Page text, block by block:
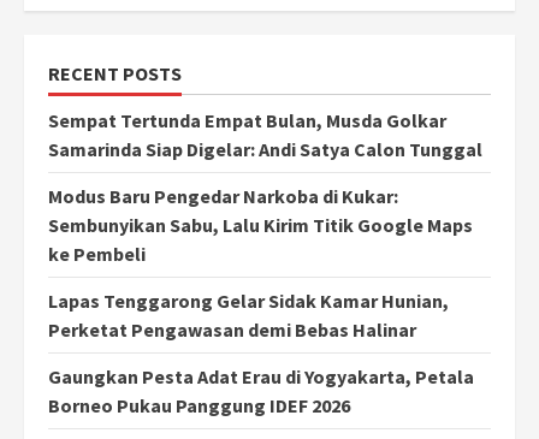
RECENT POSTS
Sempat Tertunda Empat Bulan, Musda Golkar
Samarinda Siap Digelar: Andi Satya Calon Tunggal
Modus Baru Pengedar Narkoba di Kukar:
Sembunyikan Sabu, Lalu Kirim Titik Google Maps
ke Pembeli
Lapas Tenggarong Gelar Sidak Kamar Hunian,
Perketat Pengawasan demi Bebas Halinar
Gaungkan Pesta Adat Erau di Yogyakarta, Petala
Borneo Pukau Panggung IDEF 2026